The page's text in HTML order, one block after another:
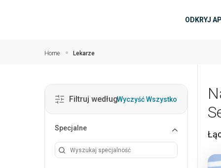
ODKRYJ
Home Lekarze
Filtruj wedługWyczyść Wszystko
Specjalne